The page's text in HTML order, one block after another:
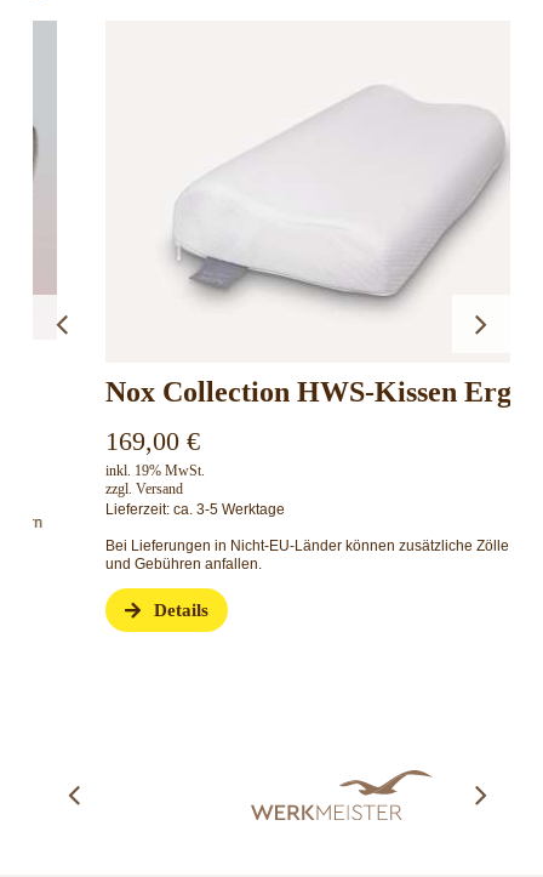
Nox Collection HWS-Kissen Ergosan
169,00€
inkl. 19% MwSt.
Versand
Lieferzeit: ca. 3-5 Werktage
Bei Lieferungen in Nicht-EU-Länder können zusätzliche Zölle, Steuern
und Gebühren anfallen.
Details